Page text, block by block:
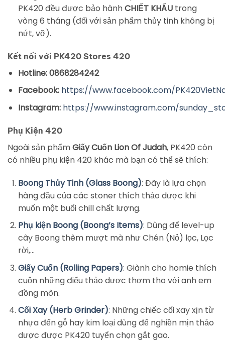
PK420 đều được bảo hànhCHIẾT KHẤUtrong
vòng 6 tháng (đối với sản phẩm thủy tinh không bị
nứt, vỡ).
Kết nối với PK420 Stores 420
Hotline: 0868284242
Facebook: https://www.facebook.com/
Instagram: https://www.instagram.com/
Phụ Kiện 420
Ngoài sản phẩmGiấy Cuốn Lion Of Judah, PK420 còn
có nhiều phụ kiện 420 khác mà bạn có thể sẽ thích:
Boong Thủy Tinh (Glass Boong): Đây là lựa chọn
hàng đầu của các stoner thích thảo dược khi
muốn một buổi chill chất lượng.
Phụ kiện Boong (Boong’s Items): Dùng để level-up
cây Boong thêm mượt mà như Chén (Nỏ) lọc, Lọc
rời,…
Giấy Cuốn (Rolling Papers): Giành cho homie thích
cuộn những điếu thảo dược thơm tho với anh em
đồng môn.
Cối Xay (Herb Grinder): Những chiếc cối xay xịn từ
nhựa đến gỗ hay kim loại dùng để nghiền mịn thảo
dược được PK420 tuyển chọn gắt gao.